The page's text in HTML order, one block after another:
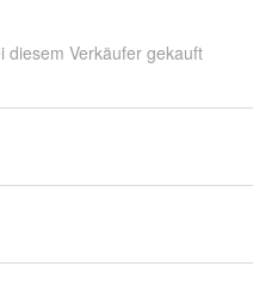
diesem Verkäufer gekauft